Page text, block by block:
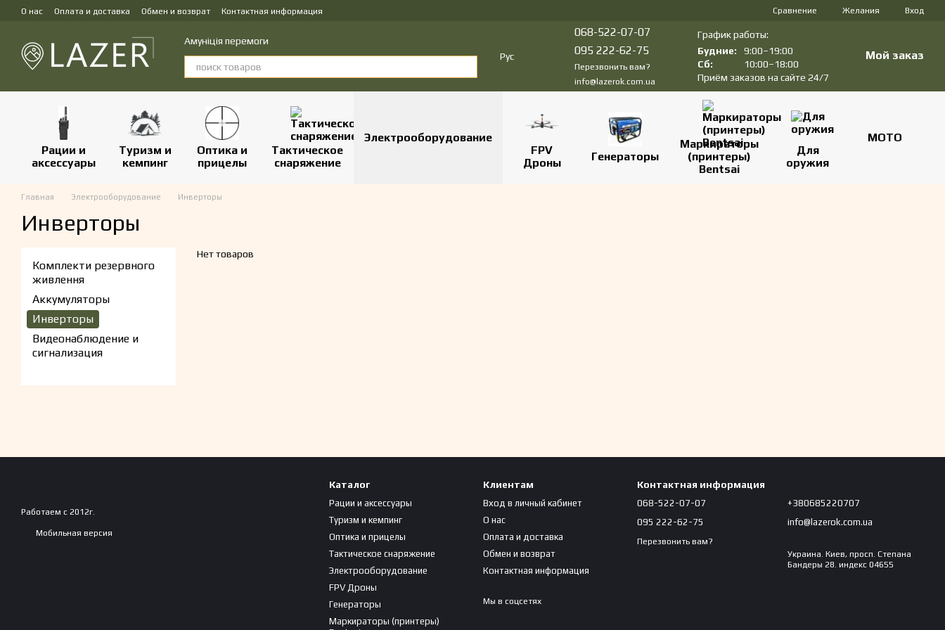
Перейти к основному контенту
О нас Оплата и доставка Обмен и возврат Контактная информация Сравнение Желания Вход
Амуніція перемоги
Рус
068-522-07-07
095 222-62-75
Перезвонить вам?
info@lazerok.com.ua
График работы:
Будние:
9:00–19:00
Сб:
10:00–18:00
Приём заказов на сайте 24/7
Мой заказ
Рации и
аксессуары
Туризм и
кемпинг
Оптика и
прицелы
Тактическое
снаряжение
Электрооборудование
FPV
Дроны
Генераторы
Маркираторы
(принтеры)
Bentsai
Для
оружия
МОТО
Главная Электрооборудование Инверторы
Инверторы
Нет товаров
Комплекти резервного
живлення
Аккумуляторы
Инверторы
Видеонаблюдение и
сигнализация
Работаем с 2012г.
Мобильная версия
Каталог
Рации и аксессуары
Туризм и кемпинг
Оптика и прицелы
Тактическое снаряжение
Электрооборудование
FPV Дроны
Генераторы
Маркираторы (принтеры)
Клиентам
Вход в личный кабинет
О нас
Оплата и доставка
Обмен и возврат
Контактная информация
Мы в соцсетях
Контактная информация
068-522-07-07
095 222-62-75
Перезвонить вам?
+380685220707
info@lazerok.com.ua
Украина. Киев, просп. Степана
Бандеры 28. индекс 04655